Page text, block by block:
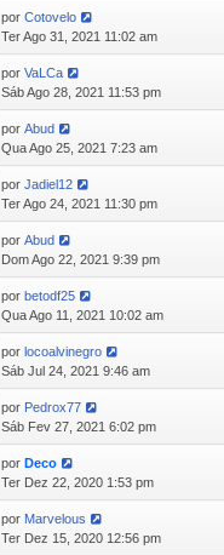
porCotovelo
Ter Ago 31, 2021 11:02 am
porVaLCa
Sáb Ago 28, 2021 11:53 pm
porAbud
Qua Ago 25, 2021 7:23 am
porJadiel12
Ter Ago 24, 2021 11:30 pm
porAbud
Dom Ago 22, 2021 9:39 pm
porbetodf25
Qua Ago 11, 2021 10:02 am
porlocoalvinegro
Sáb Jul 24, 2021 9:46 am
por Pedrox77
Sáb Fev 27, 2021 6:02 pm
porDeco
Ter Dez 22, 2020 1:53 pm
por Marvelous
Ter Dez 15, 2020 12:56 pm